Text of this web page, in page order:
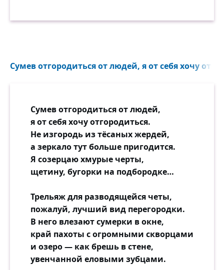
Сумев отгородиться от людей, я от себя хочу
Сумев отгородиться от людей,
я от себя хочу отгородиться.
Не изгородь из тёсаных жердей,
а зеркало тут больше пригодится.
Я созерцаю хмурые черты,
щетину, бугорки на подбородке…
Трельяж для разводящейся четы,
пожалуй, лучший вид перегородки.
В него влезают сумерки в окне,
край пахоты с огромными скворцами
и озеро — как брешь в стене,
увенчанной еловыми зубцами.